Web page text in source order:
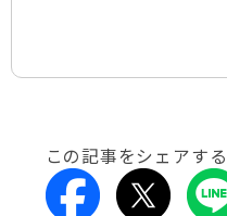
この記事をシェアする